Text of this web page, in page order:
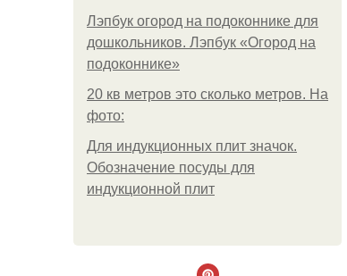
Лэпбук огород на подоконнике для
дошкольников. Лэпбук «Огород на
подоконнике»
20 кв метров это сколько метров. На
фото:
Для индукционных плит значок.
Обозначение посуды для
индукционной плит